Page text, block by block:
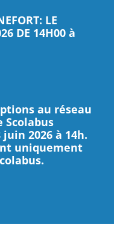
LE
DE 14H00 à
au réseau
2026 à 14h.
uniquement